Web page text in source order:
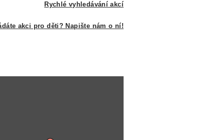
Rychlé vyhledávání akcí
akci pro děti? Napište nám o ní!